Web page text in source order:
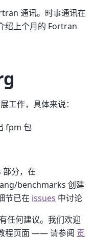
通讯。时事通讯在
绍上个月的 Fortran
工作，具体来说：
fpm 包
分，在
benchmarks 创建
节已在 issues 中讨论
任何建议。我们欢迎
程页面 —— 请参阅 贡